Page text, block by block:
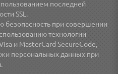
последней
SSL.
при совершении
технологии
и MasterCard SecureCode,
персональных данных при